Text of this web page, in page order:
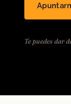
Te puedes dar